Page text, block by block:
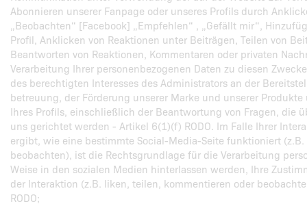
Abonnieren unserer Fanpage oder unseres Profils durch
„Beobachten“ [Facebook] „Empfehlen“ , „Gefällt mir“,
Profil, Anklicken von Reaktionen unter Beiträgen, Teilen von
Beantworten von Reaktionen, Kommentaren oder privaten
Verarbeitung Ihrer personenbezogenen Daten zu diesen
des berechtigten Interesses des Administrators an der
betreuung, der Förderung unserer Marke und unserer
Ihres Profils, einschließlich der Beantwortung von Fragen, die
uns gerichtet werden - Artikel 6(1)(f) RODO. Im Falle Ihrer
ergibt, wie eine bestimmte Social-Media-Seite funktioniert
beobachten), ist die Rechtsgrundlage für die Verarbeitung
Weise in den sozialen Medien hinterlassen werden, Ihre
der Interaktion (z.B. liken, teilen, kommentieren oder
RODO;